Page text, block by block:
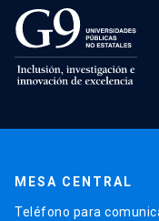
MESA CENTRAL
Teléfono para